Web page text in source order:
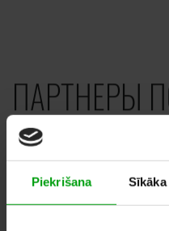
Piekrišana
ПАРТНЕРЫ